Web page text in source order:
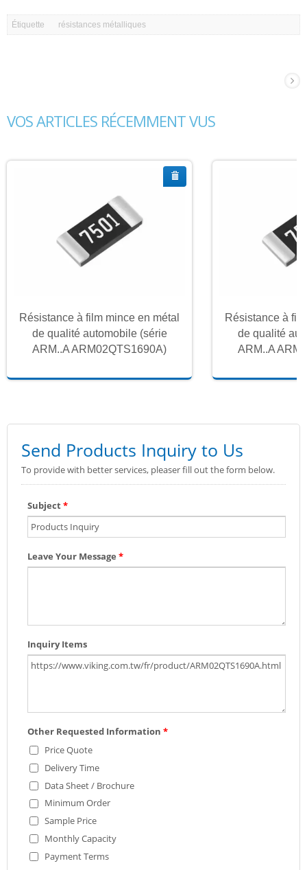
Étiquette résistances métalliques
VOS ARTICLES RÉCEMMENT VUS
Résistance à film mince en métal
de qualité automobile (série
ARM..A ARM02QTS1690A)
Résistance à
de qualité
ARM..A